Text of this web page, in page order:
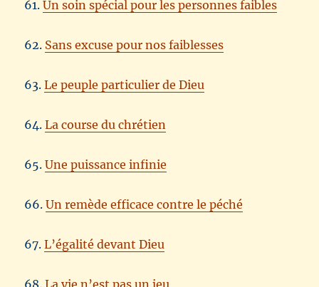
61.Un soin spécial pour les personnes faibles
62. Sans excuse pour nos faiblesses
63.Le peuple particulier de Dieu
64.La course du chrétien
65.Une puissance infinie
66.Un remède efficace contre le péché
67.L’égalité devant Dieu
68.La vie n’est pas un jeu